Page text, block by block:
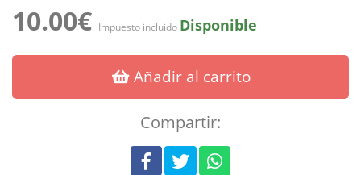
10.00€ Impuesto incluido Disponible
Añadir al carrito
Compartir: